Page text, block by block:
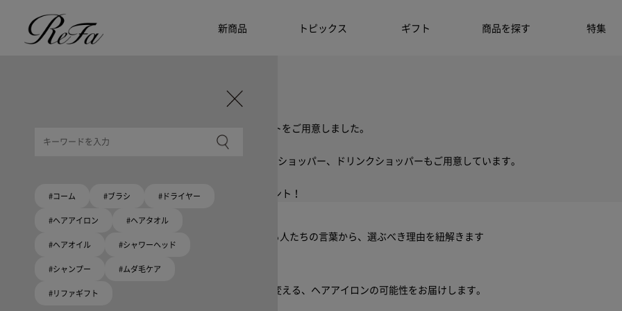
新商品 トピックス ギフト 商品を探す 特集
ReFa商品をご紹介します。プレゼント選びの参考に。
限定ラッピングバック・ショッパーまたはギフトスリーブセットをご用意しました。
大切な人への贈り物にリファオリジナルショッパー
リファロゴが入った、白色のショッパーを6サイズ、ピンク色のショッパー、ドリンクショッパーもご用意しています。
期間限定で対象商品のご購入でオリジナルショッパーをプレゼント！
Because ReFa | 上質な美しさを、妥協しない人へ
高機能ドライヤー Xモデルに宿る美学。上質な美しさを追求する人たちの言葉から、選ぶべき理由を紐解きます
いい髪めざす、大人たちへ。
髪がきれいって嬉しい。「でもヘアケアは大変」という概念を変える、ヘアアイロンの可能性をお届けします。
#コーム #ブラシ #ドライヤー
#ヘアアイロン #ヘアタオル
#ヘアオイル #シャワーヘッド
#シャンプー #ムダ毛ケア
#リファギフト